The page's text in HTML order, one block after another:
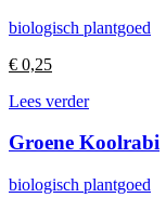
biologisch plantgoed
€ 0,25
Lees verder
Groene Koolrabi
biologisch plantgoed